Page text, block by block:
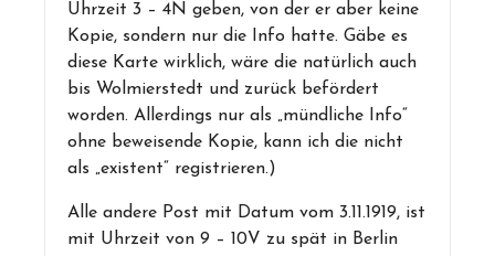
Uhrzeit 3 – 4N geben, von der er aber keine
Kopie, sondern nur die Info hatte. Gäbe es
diese Karte wirklich, wäre die natürlich auch
bis Wolmierstedt und zurück befördert
worden. Allerdings nur als „mündliche Info“
ohne beweisende Kopie, kann ich die nicht
als „existent“ registrieren.)
Alle andere Post mit Datum vom 3.11.1919, ist
mit Uhrzeit von 9 – 10V zu spät in Berlin